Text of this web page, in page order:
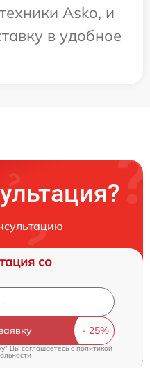
Asko, и
в удобное
со
Вы соглашаетесь cполитикой